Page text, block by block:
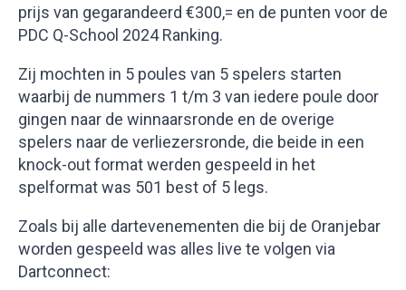
prijs van gegarandeerd €300,= en de punten voor de
PDC Q-School 2024 Ranking.
Zij mochten in 5 poules van 5 spelers starten
waarbij de nummers 1 t/m 3 van iedere poule door
gingen naar de winnaarsronde en de overige
spelers naar de verliezersronde, die beide in een
knock-out format werden gespeeld in het
spelformat was 501 best of 5 legs.
Zoals bij alle dartevenementen die bij de Oranjebar
worden gespeeld was alles live te volgen via
Dartconnect: